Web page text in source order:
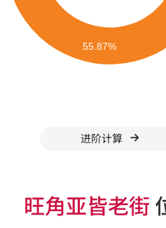
进阶计算
旺角亚皆老街